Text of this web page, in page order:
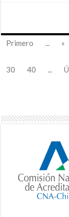
Primero ... «
30
40 ...